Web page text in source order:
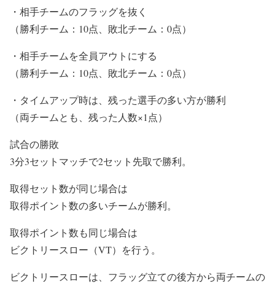
・相手チームのフラッグを抜く
（勝利チーム：10点、敗北チーム：0点）
・相手チームを全員アウトにする
（勝利チーム：10点、敗北チーム：0点）
・タイムアップ時は、残った選手の多い方が勝利
（両チームとも、残った人数×1点）
試合の勝敗
3分3セットマッチで2セット先取で勝利。
取得セット数が同じ場合は
取得ポイント数の多いチームが勝利。
取得ポイント数も同じ場合は
ビクトリースロー（VT）を行う。
ビクトリースローは、フラッグ立ての後方から両チームの